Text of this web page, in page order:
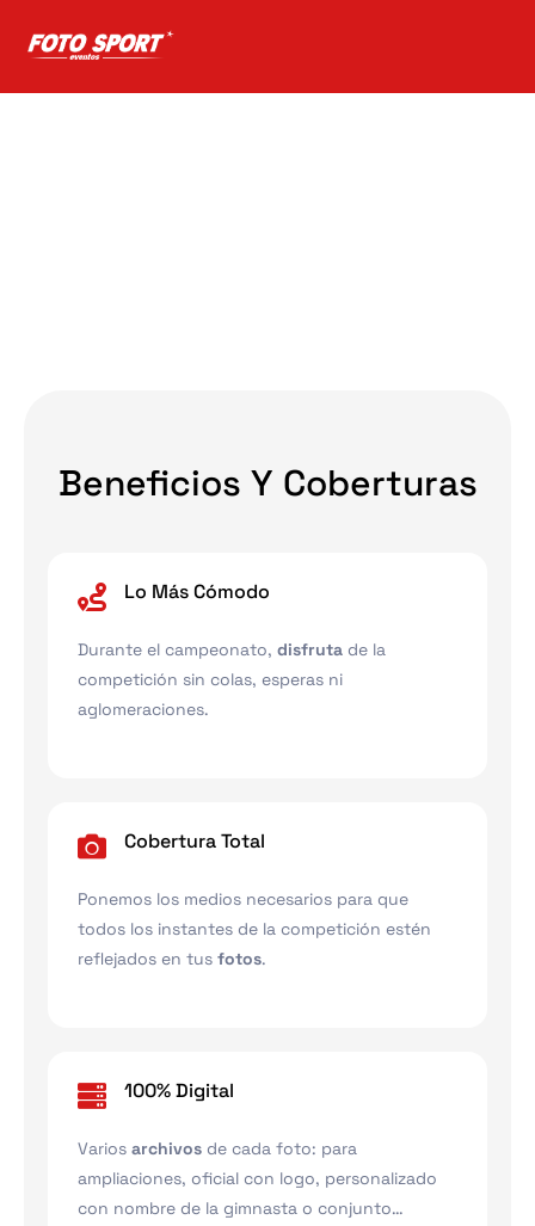
Beneficios Y Coberturas
Lo Más Cómodo
Durante el campeonato, disfruta de la
competición sin colas, esperas ni
aglomeraciones.
Cobertura Total
Ponemos los medios necesarios para que
todos los instantes de la competición estén
reflejados en tus fotos.
100% Digital
Varios archivos de cada foto: para
ampliaciones, oficial con logo, personalizado
con nombre de la gimnasta o conjunto…